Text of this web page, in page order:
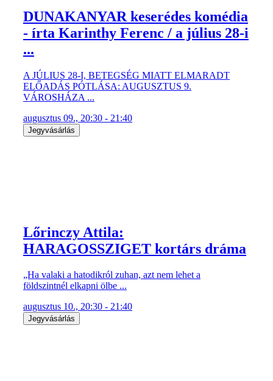
DUNAKANYAR keserédes komédia
- írta Karinthy Ferenc / a július 28-i
...
A JÚLIUS 28-I, BETEGSÉG MIATT ELMARADT
ELŐADÁS PÓTLÁSA: AUGUSZTUS 9.
VÁROSHÁZA ...
augusztus 09., 20:30 - 21:40
Jegyvásárlás
Lőrinczy Attila:
HARAGOSSZIGET kortárs dráma
„Ha valaki a hatodikról zuhan, azt nem lehet a
földszintnél elkapni ölbe ...
augusztus 10., 20:30 - 21:40
Jegyvásárlás